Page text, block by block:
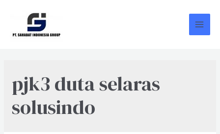
content
pjk3 duta selaras
solusindo